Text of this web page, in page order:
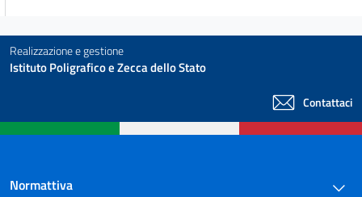
Realizzazione e gestione
Istituto Poligrafico e Zecca dello Stato
Contattaci
Normattiva